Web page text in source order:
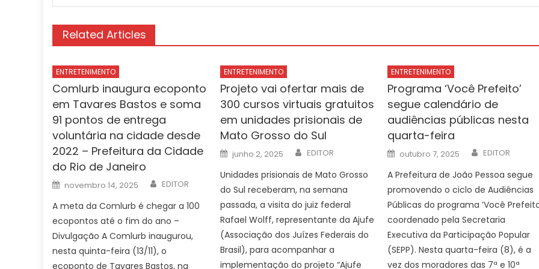
Related Articles
ENTRETENIMENTO
Comlurb inaugura ecoponto
em Tavares Bastos e soma
91 pontos de entrega
voluntária na cidade desde
2022 – Prefeitura da Cidade
do Rio de Janeiro
Posted
on
novembro 14, 2025 Author
EDITOR
A meta da Comlurb é chegar a 100
ecopontos até o fim do ano –
Divulgação A Comlurb inaugurou,
nesta quinta-feira (13/11), o
ecoponto de Tavares Bastos, na
ENTRETENIMENTO
Projeto vai ofertar mais de
300 cursos virtuais gratuitos
em unidades prisionais de
Mato Grosso do Sul
Posted
on
junho 2, 2025 Author
EDITOR
Unidades prisionais de Mato Grosso
do Sul receberam, na semana
passada, a visita do juiz federal
Rafael Wolff, representante da Ajufe
(Associação dos Juízes Federais do
Brasil), para acompanhar a
implementação do projeto “Ajufe
ENTRETENIMENTO
Programa ‘Você Prefeito’
segue calendário de
audiências públicas nesta
quarta-feira
Posted
on
outubro 7, 2025 Author
EDITOR
A Prefeitura de João Pessoa segue
promovendo o ciclo de Audiências
Públicas do programa ‘Você
coordenado pela Secretaria
Executiva da Participação Popular
(SEPP). Nesta quarta-feira (8), é a
vez dos moradores das 7ª e 10ª